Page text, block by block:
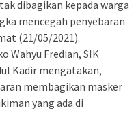
dibagikan kepada warga
mencegah penyebaran
(21/05/2021).
Wahyu Fredian, SIK
Kadir mengatakan,
membagikan masker
yang ada di